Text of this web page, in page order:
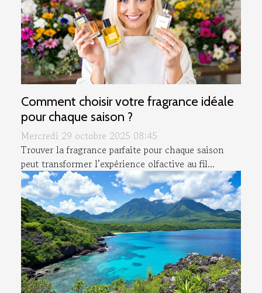
Comment choisir votre fragrance idéale
pour chaque saison ?
Mercredi 29 octobre 2025 08:45
Trouver la fragrance parfaite pour chaque saison
peut transformer l’expérience olfactive au fil...